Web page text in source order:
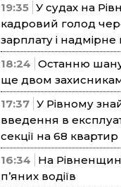
19:35 У судах на
кадровий голод
зарплату і
18:24 Останню шану
ще двом
17:37 У Рівному
введення в
секції на 68 квартир
16:34
На
п’яних водіїв